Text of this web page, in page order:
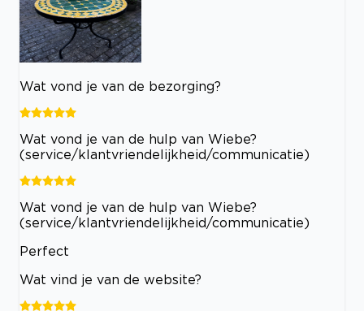
Wat vond je van de bezorging?
Wat vond je van de hulp van Wiebe?
(service/klantvriendelijkheid/communicatie)
Wat vond je van de hulp van Wiebe?
(service/klantvriendelijkheid/communicatie)
Perfect
Wat vind je van de website?